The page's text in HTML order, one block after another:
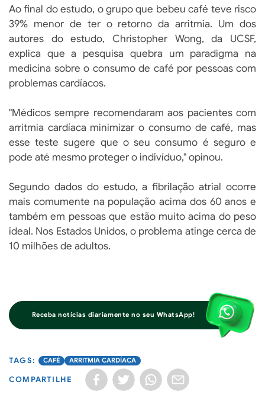
Ao final do estudo, o grupo que bebeu café teve risco
39% menor de ter o retorno da arritmia. Um dos
autores do estudo, Christopher Wong, da UCSF,
explica que a pesquisa quebra um paradigma na
medicina sobre o consumo de café por pessoas com
problemas cardíacos.
"Médicos sempre recomendaram aos pacientes com
arritmia cardíaca minimizar o consumo de café, mas
esse teste sugere que o seu consumo é seguro e
pode até mesmo proteger o indivíduo," opinou.
Segundo dados do estudo, a fibrilação atrial ocorre
mais comumente na população acima dos 60 anos e
também em pessoas que estão muito acima do peso
ideal. Nos Estados Unidos, o problema atinge cerca de
10 milhões de adultos.
Receba notícias diariamente no seu WhatsApp!
CAFÉ ARRITMIA CARDÍACA
COMPARTILHE